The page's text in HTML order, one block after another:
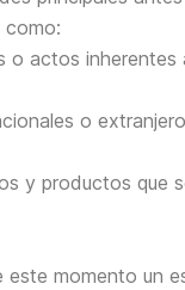
como:
o actos inherentes
o
y productos que
este momento un